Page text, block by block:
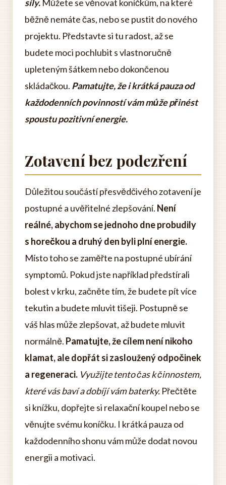
síly. Můžete se věnovat koníčkům, na které
běžně nemáte čas, nebo se pustit do nového
projektu. Představte si tu radost, až se
budete moci pochlubit s vlastnoručně
upleteným šátkem nebo dokončenou
skládačkou. Pamatujte, že i krátká pauza od
každodenních povinností vám může přinést
spoustu pozitivní energie.
Zotavení bez podezření
Důležitou součástí přesvědčivého zotavení je
postupné a uvěřitelné zlepšování. Není
reálné, abychom se jednoho dne probudily
s horečkou a druhý den byli plní energie.
Místo toho se zaměřte na postupné ubírání
symptomů. Pokud jste například předstírali
bolest v krku, začněte tím, že budete pít více
tekutin a budete mluvit tišeji. Postupně se
váš hlas může zlepšovat, až budete mluvit
normálně. Pamatujte, že cílem není nikoho
klamat, ale dopřát si zasloužený odpočinek
a regeneraci. Využijte tento čas k činnostem,
které vás baví a dobíjí vám baterky. Přečtěte
si knížku, dopřejte si relaxační koupel nebo se
věnujte svému koníčku. I krátká pauza od
každodenního shonu vám může dodat novou
energii a motivaci.